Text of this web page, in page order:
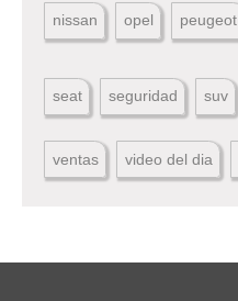
nissan opel peugeot
seat seguridad suv
ventas video del dia